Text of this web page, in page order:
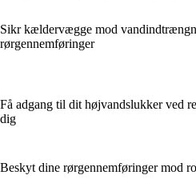
Sikr kældervægge mod
rørgennemføringer
Få adgang til dit højvandslukker ved
dig
Beskyt dine rørgennemføringer mod